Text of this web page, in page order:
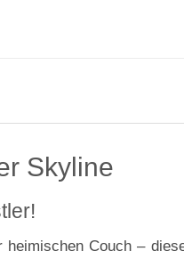
Skyline
Couch –